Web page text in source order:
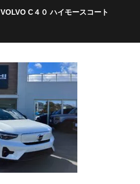
VOLVO C４０ ハイモースコート